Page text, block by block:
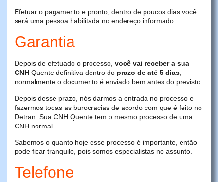
Efetuar o pagamento e pronto, dentro de poucos dias você
será uma pessoa habilitada no endereço informado.
Garantia
Depois de efetuado o processo, você vai receber a sua
CNH Quente definitiva dentro do prazo de até 5 dias,
normalmente o documento é enviado bem antes do previsto.
Depois desse prazo, nós darmos a entrada no processo e
fazermos todas as burocracias de acordo com que é feito no
Detran. Sua CNH Quente tem o mesmo processo de uma
CNH normal.
Sabemos o quanto hoje esse processo é importante, então
pode ficar tranquilo, pois somos especialistas no assunto.
Telefone